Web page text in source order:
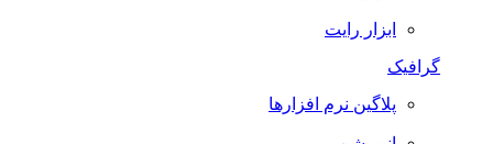
ابزار رایت
گرافیک
پلاگین نرم افزارها